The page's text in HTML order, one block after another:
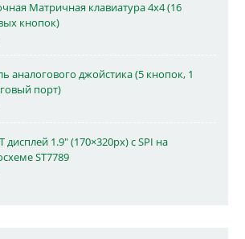
Матричная клавиатура 4x4 (16
кнопок)
аналогового джойстика (5 кнопок, 1
порт)
дисплей 1.9" (170×320px) с SPI на
ST7789